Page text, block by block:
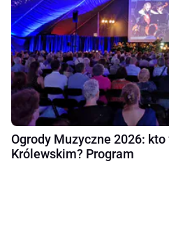
Ogrody Muzyczne 2026:
Królewskim? Program